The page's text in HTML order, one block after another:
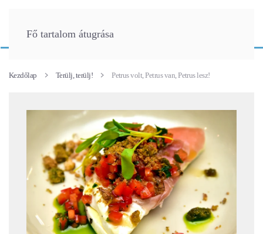
Fő tartalom átugrása
Kezdőlap Terülj, terülj! Petrus volt, Petrus van, Petrus lesz!